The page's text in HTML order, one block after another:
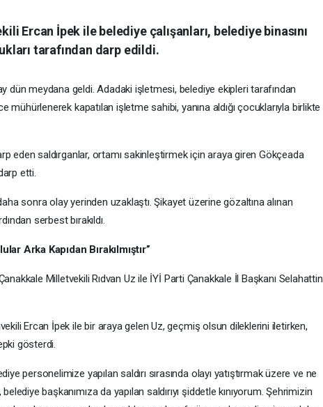
Ercan İpek ile belediye çalışanları, belediye binasını
tarafından darp edildi.
dün meydana geldi. Adadaki işletmesi, belediye ekipleri tarafından
kapatılan işletme sahibi, yanına aldığı çocuklarıyla birlikte
eden saldırganlar, ortamı sakinleştirmek için araya giren Gökçeada
etti.
sonra olay yerinden uzaklaştı. Şikayet üzerine gözaltına alınan
serbest bırakıldı.
Arka Kapıdan Bırakılmıştır”
Milletvekili Rıdvan Uz ile İYİ Parti Çanakkale İl Başkanı Selahattin
Ercan İpek ile bir araya gelen Uz, geçmiş olsun dileklerini iletirken,
gösterdi.
personelimize yapılan saldırı sırasında olayı yatıştırmak üzere ve ne
başkanımıza da yapılan saldırıyı şiddetle kınıyorum. Şehrimizin